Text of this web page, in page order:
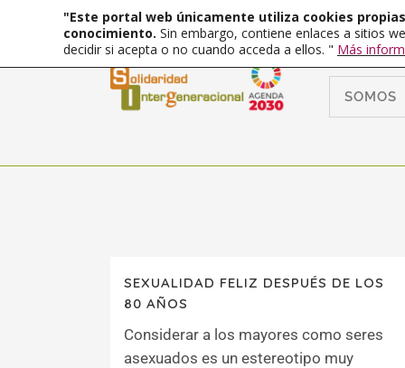
SOMOS
SEXUALIDAD FELIZ DESPUÉS DE LOS
80 AÑOS
Considerar a los mayores como seres
asexuados es un estereotipo muy
"Este portal web únicamente utiliza cookies
conocimiento. Sin embargo, contiene enlaces a sitios
decidir si acepta o no cuando acceda a ellos. " Más